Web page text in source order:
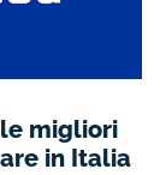
migliori
in Italia